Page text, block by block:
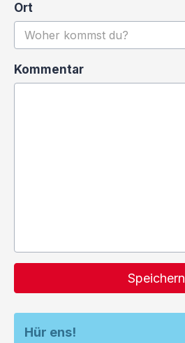
Ort
Kommentar
Speichern
Hür ens!